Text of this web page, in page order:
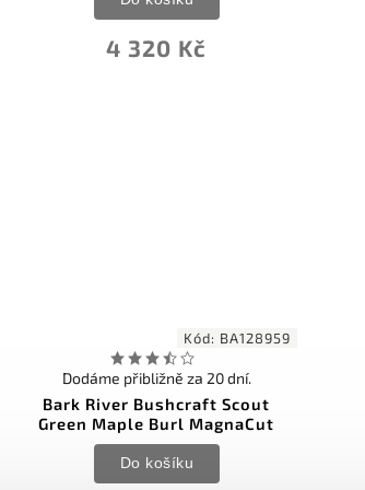
4 320 Kč
Kód: BA128959
Bark River Bushcraft Scout
Green Maple Burl MagnaCut
Dodáme přibližně za 20 dní.
Do košíku